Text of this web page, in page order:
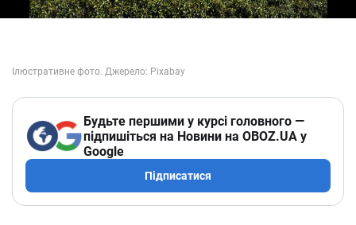
Будьте першими у курсі головного —
підпишіться на Новини на OBOZ.UA у
Google
Підписатися